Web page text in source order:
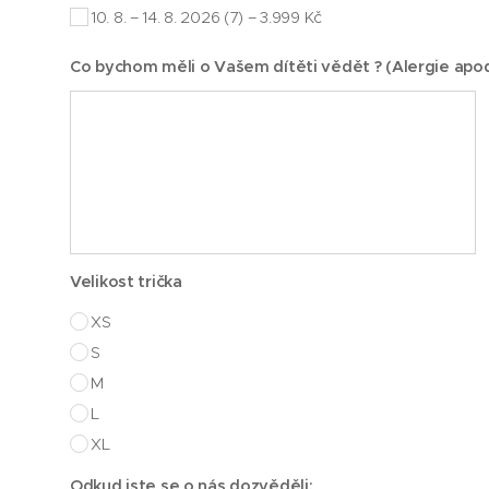
10. 8. – 14. 8. 2026 (7) – 3.999 Kč
Co bychom měli o Vašem dítěti vědět ? (Alergie
Velikost trička
XS
S
M
L
XL